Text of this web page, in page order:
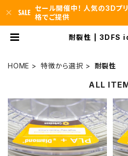
セール開催中！ 人気の3Dプ
格でご提供
耐裂性 | 3DFS
HOME 特徴から選択 耐裂性
ALL